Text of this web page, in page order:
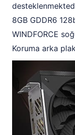
8GB GDDR6
WINDFORCE
Koruma arka